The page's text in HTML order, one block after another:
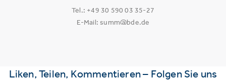
Tel.: +49 30 590 03 35-27
E-Mail: summ@bde.de
Liken, Teilen, Kommentieren – Folgen Sie uns